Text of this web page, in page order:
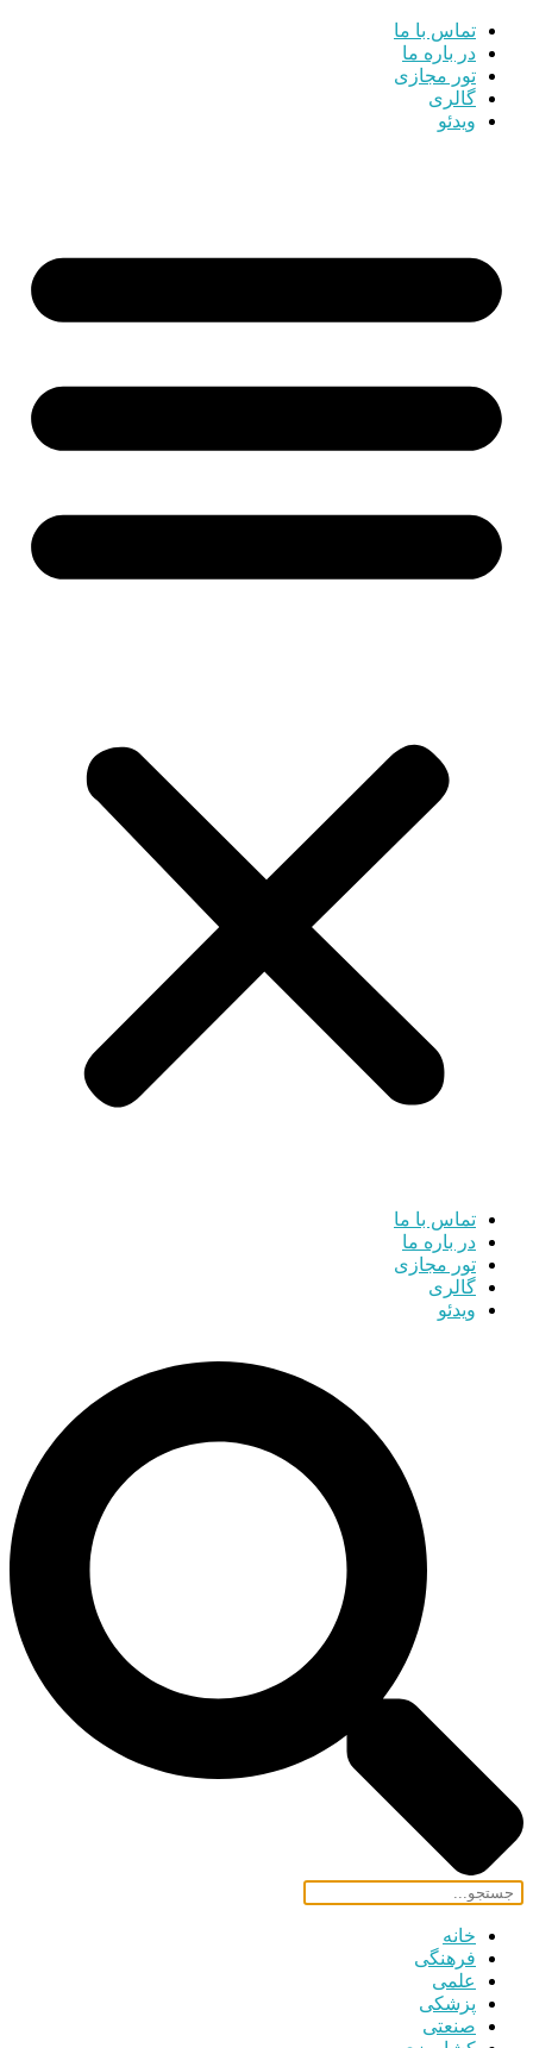
تماس با ما
در باره ما
تور مجازی
گالری
ویدئو
تماس با ما
در باره ما
تور مجازی
گالری
ویدئو
خانه
فرهنگی
علمی
پزشکی
صنعتی